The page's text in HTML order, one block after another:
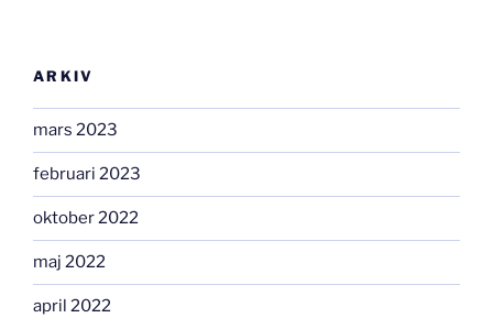
ARKIV
mars 2023
februari 2023
oktober 2022
maj 2022
april 2022